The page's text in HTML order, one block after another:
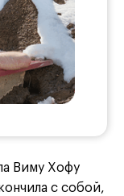
Виму Хофу
с собой,